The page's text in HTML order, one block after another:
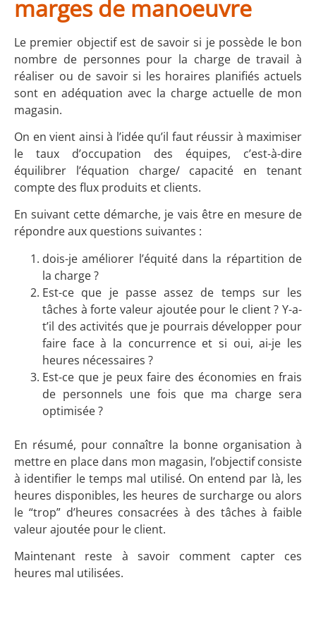
marges de manoeuvre
Le premier objectif est de savoir si je possède le bon
nombre de personnes pour la charge de travail à
réaliser ou de savoir si les horaires planifiés actuels
sont en adéquation avec la charge actuelle de mon
magasin.
On en vient ainsi à l’idée qu’il faut réussir à maximiser
le taux d’occupation des équipes, c’est-à-dire
équilibrer l’équation charge/ capacité en tenant
compte des flux produits et clients.
En suivant cette démarche, je vais être en mesure de
répondre aux questions suivantes :
dois-je améliorer l’équité dans la répartition de
la charge ?
Est-ce que je passe assez de temps sur les
tâches à forte valeur ajoutée pour le client ? Y-a-
t’il des activités que je pourrais développer pour
faire face à la concurrence et si oui, ai-je les
heures nécessaires ?
Est-ce que je peux faire des économies en frais
de personnels une fois que ma charge sera
optimisée ?
En résumé, pour connaître la bonne organisation à
mettre en place dans mon magasin, l’objectif consiste
à identifier le temps mal utilisé. On entend par là, les
heures disponibles, les heures de surcharge ou alors
le “trop” d’heures consacrées à des tâches à faible
valeur ajoutée pour le client.
Maintenant reste à savoir comment capter ces
heures mal utilisées.